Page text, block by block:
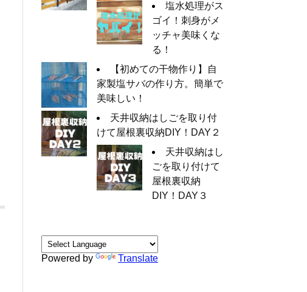
塩水処理がス
ゴイ！刺身がメ
ッチャ美味くな
る！
【初めての干物作り】自
家製塩サバの作り方。簡単で
美味しい！
天井収納はしごを取り付
けて屋根裏収納DIY！DAY２
天井収納はし
ごを取り付けて
屋根裏収納
DIY！DAY３
Powered by Translate